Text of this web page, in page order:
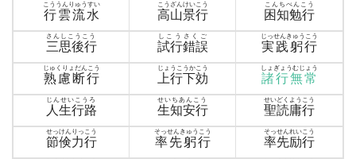
行雲流水
こううんりゅうすい
高山景行
こうざんけいこう
困知勉行
こんちべんこう
三思後行
さんしこうこう
試行錯誤
しこうさくご
実践躬行
じっせんきゅうこう
熟慮断行
じゅくりょだんこう
上行下効
じょうこうかこう
諸行無常
しょぎょうむじょう
人生行路
じんせいこうろ
生知安行
せいちあんこう
聖読庸行
せいどくようこう
節倹力行
せっけんりっこう
率先躬行
そっせんきゅうこう
率先励行
そっせんれいこう